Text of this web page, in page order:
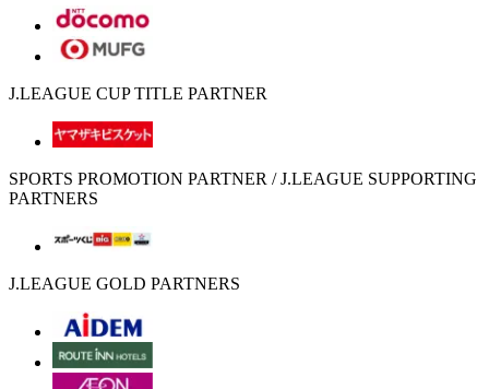
J.LEAGUE CUP TITLE PARTNER
SPORTS PROMOTION PARTNER / J.LEAGUE SUPPORTING
PARTNERS
J.LEAGUE GOLD PARTNERS